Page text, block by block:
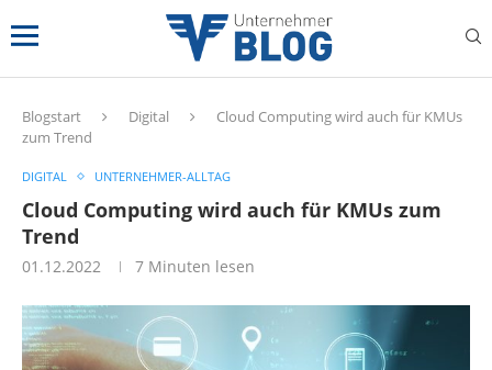
Blogstart Digital
Cloud Computing wird auch für KMUs
zum Trend
DIGITAL UNTERNEHMER-ALLTAG
Cloud Computing wird auch für KMUs zum
Trend
01.12.2022 7 Minuten lesen